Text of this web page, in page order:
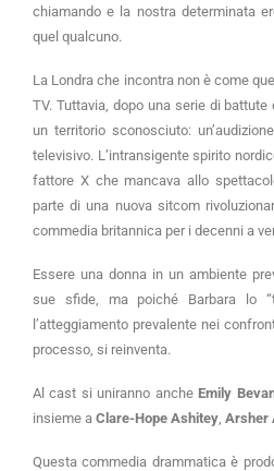
chiamando e la nostra determinata
quel qualcuno.
La Londra che incontra non è come
TV. Tuttavia, dopo una serie di battute
un territorio sconosciuto:
televisivo. L’intransigente spirito
fattore X che mancava allo
parte di una nuova sitcom
commedia britannica per i decenni a
Essere una donna in un ambiente
sue sfide, ma poiché Barbara lo
l’atteggiamento prevalente nei
processo, si reinventa.
Al cast si uniranno anche Emily
insieme a Clare-Hope Ashitey Arsher
Questa commedia drammatica è